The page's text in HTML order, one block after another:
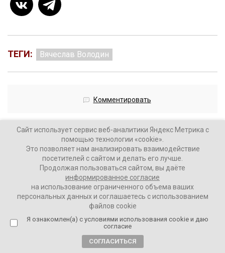
ТЕГИ: Вячеслав Володин
Комментировать
Загрузить больше материалов
Сайт использует сервис веб-аналитики Яндекс Метрика с
помощью технологии «cookie».
Это позволяет нам анализировать взаимодействие
посетителей с сайтом и делать его лучше.
Продолжая пользоваться сайтом, вы даёте
информированное согласие
на использование ограниченного объема ваших
персональных данных и соглашаетесь с использованием
файлов cookie
Я ознакомлен(а) с условиями использования cookie и даю
согласие
СОГЛАСИТЬСЯ